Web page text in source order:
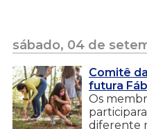
sábado, 04 de
Comitê
futura
Os
diferente